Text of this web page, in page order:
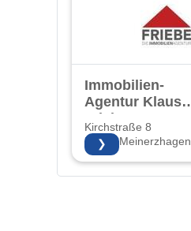
Immobilien-
Agentur Klaus
Friebe
Kirchstraße 8
58540 Meinerzhagen
❯